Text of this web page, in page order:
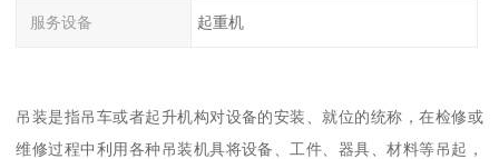
服务设备 起重机
吊装是指吊车或者起升机构对设备的安装、就位的统称，在检修或
维修过程中利用各种吊装机具将设备、工件、器具、材料等吊起，